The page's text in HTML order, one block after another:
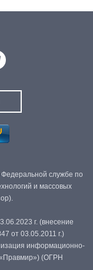
службе по
и массовых
г. (внесение
от 03.05.2011 г.)
информационно-
(ОГРН